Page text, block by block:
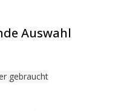
Auswahl
gebraucht